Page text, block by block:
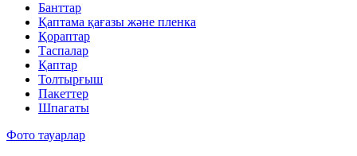
Банттар
Қаптама қағазы және пленка
Қораптар
Таспалар
Қаптар
Толтырғыш
Пакеттер
Шпагаты
Фото тауарлар